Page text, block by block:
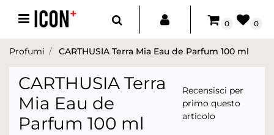
Open menu
0 0
Profumi CARTHUSIA Terra Mia Eau de Parfum 100 ml
CARTHUSIA Terra
Mia Eau de
Parfum 100 ml
Recensisci per
primo questo
articolo